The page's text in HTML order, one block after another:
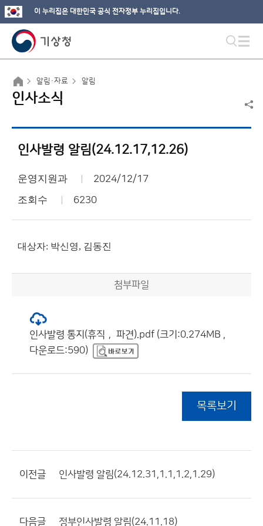
이 누리집은 대한민국 공식 전자정부 누리집입니다.
알림·자료 알림
인사소식
인사발령 알림(24.12.17,12.26)
운영지원과 2024/12/17
조회수 6230
대상자: 박신영, 김동진
첨부파일
인사발령 통지(휴직， 파견).pdf (크기:0.274MB ,
다운로드:590)
목록보기
이전글 인사발령 알림(24.12.31,1.1,1.2,1.29)
다음글 정부인사발령 알림(24.11.18)